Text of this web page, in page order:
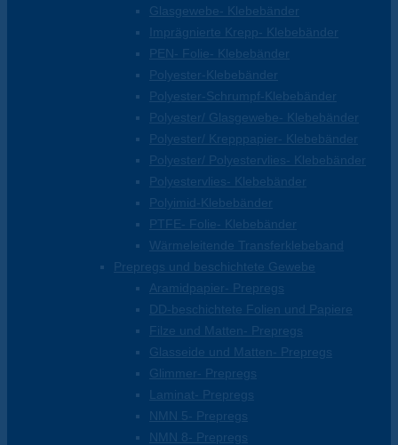
Glasgewebe- Klebebänder
Imprägnierte Krepp- Klebebänder
PEN- Folie- Klebebänder
Polyester-Klebebänder
Polyester-Schrumpf-Klebebänder
Polyester/ Glasgewebe- Klebebänder
Polyester/ Krepppapier- Klebebänder
Polyester/ Polyestervlies- Klebebänder
Polyestervlies- Klebebänder
Polyimid-Klebebänder
PTFE- Folie- Klebebänder
Wärmeleitende Transferklebeband
Prepregs und beschichtete Gewebe
Aramidpapier- Prepregs
DD-beschichtete Folien und Papiere
Filze und Matten- Prepregs
Glasseide und Matten- Prepregs
Glimmer- Prepregs
Laminat- Prepregs
NMN 5- Prepregs
NMN 8- Prepregs